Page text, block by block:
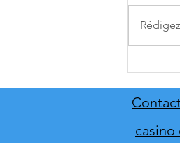
du
casino